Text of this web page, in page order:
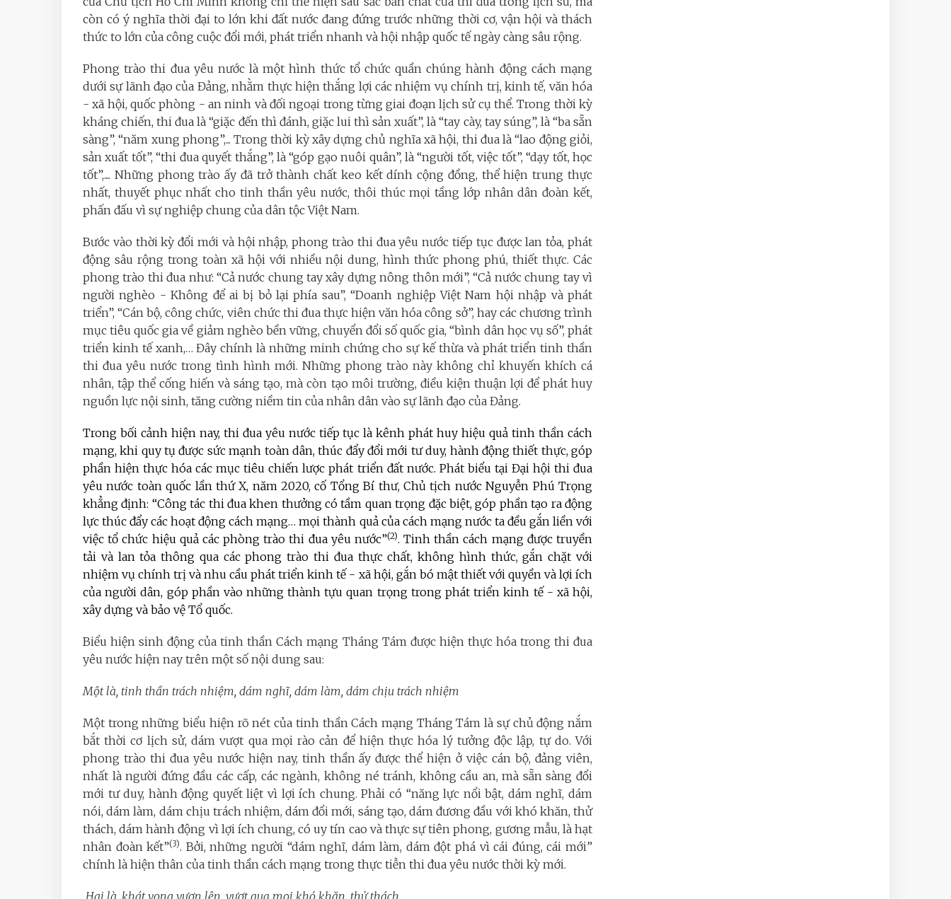
còn có ý nghĩa thời đại to lớn khi đất nước đang đứng trước những thời cơ, vận hội và thách
thức to lớn của công cuộc đổi mới, phát triển nhanh và hội nhập quốc tế ngày càng sâu rộng.
Phong trào thi đua yêu nước là một hình thức tổ chức quần chúng hành động cách mạng
dưới sự lãnh đạo của Đảng, nhằm thực hiện thắng lợi các nhiệm vụ chính trị, kinh tế, văn hóa
- xã hội, quốc phòng - an ninh và đối ngoại trong từng giai đoạn lịch sử cụ thể. Trong thời kỳ
kháng chiến, thi đua là “giặc đến thì đánh, giặc lui thì sản xuất”, là “tay cày, tay súng”, là “ba sẵn
sàng”, “năm xung phong”,... Trong thời kỳ xây dựng chủ nghĩa xã hội, thi đua là “lao động giỏi,
sản xuất tốt”, “thi đua quyết thắng”, là “góp gạo nuôi quân”, là “người tốt, việc tốt”, “dạy tốt, học
tốt”,.... Những phong trào ấy đã trở thành chất keo kết dính cộng đồng, thể hiện trung thực
nhất, thuyết phục nhất cho tinh thần yêu nước, thôi thúc mọi tầng lớp nhân dân đoàn kết,
phấn đấu vì sự nghiệp chung của dân tộc Việt Nam.
Bước vào thời kỳ đổi mới và hội nhập, phong trào thi đua yêu nước tiếp tục được lan tỏa, phát
động sâu rộng trong toàn xã hội với nhiều nội dung, hình thức phong phú, thiết thực. Các
phong trào thi đua như: “Cả nước chung tay xây dựng nông thôn mới”, “Cả nước chung tay vì
người nghèo - Không để ai bị bỏ lại phía sau”, “Doanh nghiệp Việt Nam hội nhập và phát
triển”, “Cán bộ, công chức, viên chức thi đua thực hiện văn hóa công sở”, hay các chương trình
mục tiêu quốc gia về giảm nghèo bền vững, chuyển đổi số quốc gia, “bình dân học vụ số”, phát
triển kinh tế xanh,… Đây chính là những minh chứng cho sự kế thừa và phát triển tinh thần
thi đua yêu nước trong tình hình mới. Những phong trào này không chỉ khuyến khích cá
nhân, tập thể cống hiến và sáng tạo, mà còn tạo môi trường, điều kiện thuận lợi để phát huy
nguồn lực nội sinh, tăng cường niềm tin của nhân dân vào sự lãnh đạo của Đảng.
Trong bối cảnh hiện nay, thi đua yêu nước tiếp tục là kênh phát huy hiệu quả tinh thần cách
mạng, khi quy tụ được sức mạnh toàn dân, thúc đẩy đổi mới tư duy, hành động thiết thực, góp
phần hiện thực hóa các mục tiêu chiến lược phát triển đất nước. Phát biểu tại Đại hội thi đua
yêu nước toàn quốc lần thứ X, năm 2020, cố Tổng Bí thư, Chủ tịch nước Nguyễn Phú Trọng
khẳng định: “Công tác thi đua khen thưởng có tầm quan trọng đặc biệt, góp phần tạo ra động
lực thúc đẩy các hoạt động cách mạng… mọi thành quả của cách mạng nước ta đều gắn liền với
việc tổ chức hiệu quả các phòng trào thi đua yêu nước”(2). Tinh thần cách mạng được truyền
tải và lan tỏa thông qua các phong trào thi đua thực chất, không hình thức, gắn chặt với
nhiệm vụ chính trị và nhu cầu phát triển kinh tế - xã hội, gắn bó mật thiết với quyền và lợi ích
của người dân, góp phần vào những thành tựu quan trọng trong phát triển kinh tế - xã hội,
xây dựng và bảo vệ Tổ quốc.
Biểu hiện sinh động của tinh thần Cách mạng Tháng Tám được hiện thực hóa trong thi đua
yêu nước hiện nay trên một số nội dung sau:
Một là, tinh thần trách nhiệm, dám nghĩ, dám làm, dám chịu trách nhiệm
Một trong những biểu hiện rõ nét của tinh thần Cách mạng Tháng Tám là sự chủ động nắm
bắt thời cơ lịch sử, dám vượt qua mọi rào cản để hiện thực hóa lý tưởng độc lập, tự do. Với
phong trào thi đua yêu nước hiện nay, tinh thần ấy được thể hiện ở việc cán bộ, đảng viên,
nhất là người đứng đầu các cấp, các ngành, không né tránh, không cầu an, mà sẵn sàng đổi
mới tư duy, hành động quyết liệt vì lợi ích chung. Phải có “năng lực nổi bật, dám nghĩ, dám
nói, dám làm, dám chịu trách nhiệm, dám đổi mới, sáng tạo, dám đương đầu với khó khăn, thử
thách, dám hành động vì lợi ích chung, có uy tín cao và thực sự tiên phong, gương mẫu, là hạt
nhân đoàn kết”(3). Bởi, những người “dám nghĩ, dám làm, dám đột phá vì cái đúng, cái mới”
chính là hiện thân của tinh thần cách mạng trong thực tiễn thi đua yêu nước thời kỳ mới.
Hai là, khát vọng vươn lên, vượt qua mọi khó khăn, thử thách